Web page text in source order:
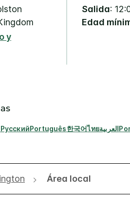
y
Salida:
Edad
РусскийPortuguês한국어ไทยالعربية
Área local